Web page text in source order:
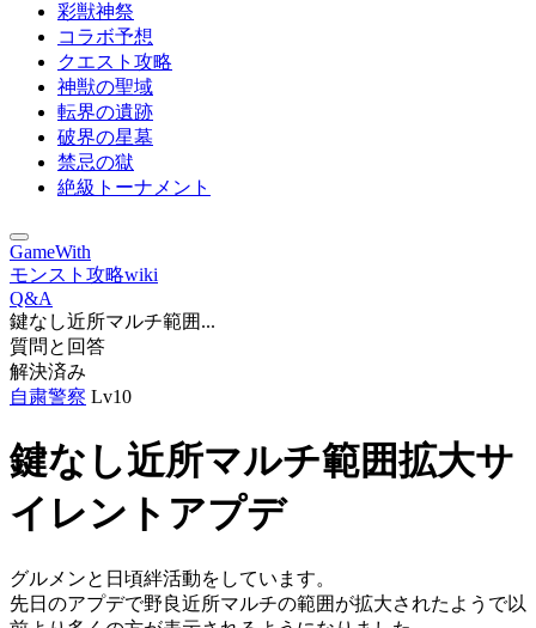
彩獣神祭
コラボ予想
クエスト攻略
神獣の聖域
転界の遺跡
破界の星墓
禁忌の獄
絶級トーナメント
GameWith
モンスト攻略wiki
Q&A
鍵なし近所マルチ範囲...
質問と回答
解決済み
自粛警察 Lv10
鍵なし近所マルチ範囲拡大サ
イレントアプデ
グルメンと日頃絆活動をしています。
先日のアプデで野良近所マルチの範囲が拡大されたようで以